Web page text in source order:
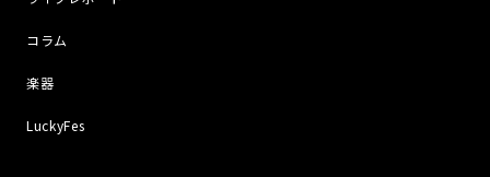
コラム
楽器
LuckyFes